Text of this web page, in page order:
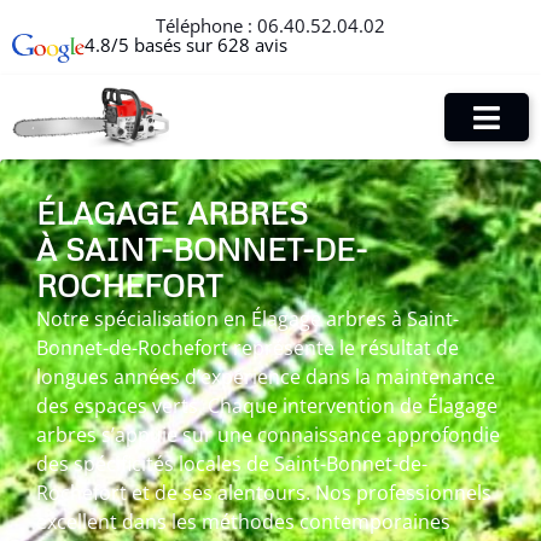
Téléphone : 06.40.52.04.02
4.8/5 basés sur 628 avis
ÉLAGAGE ARBRES
À SAINT-BONNET-DE-
ROCHEFORT
Notre spécialisation en Élagage arbres à Saint-
Bonnet-de-Rochefort représente le résultat de
longues années d’expérience dans la maintenance
des espaces verts. Chaque intervention de Élagage
arbres s’appuie sur une connaissance approfondie
des spécificités locales de Saint-Bonnet-de-
Rochefort et de ses alentours. Nos professionnels
excellent dans les méthodes contemporaines